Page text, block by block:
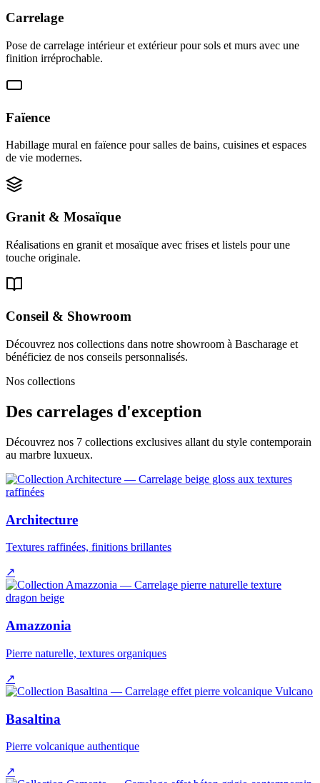
Carrelage
Pose de carrelage intérieur et extérieur pour sols et murs avec une
finition irréprochable.
Faïence
Habillage mural en faïence pour salles de bains, cuisines et espaces
de vie modernes.
Granit & Mosaïque
Réalisations en granit et mosaïque avec frises et listels pour une
touche originale.
Conseil & Showroom
Découvrez nos collections dans notre showroom à Bascharage et
bénéficiez de nos conseils personnalisés.
Nos collections
Des carrelages d'exception
Découvrez nos 7 collections exclusives allant du style contemporain
au marbre luxueux.
Architecture
Textures raffinées, finitions brillantes
↗
Amazzonia
Pierre naturelle, textures organiques
↗
Basaltina
Pierre volcanique authentique
↗